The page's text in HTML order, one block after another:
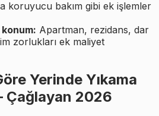
koruyucu bakım gibi ek işlemler
Apartman, rezidans, dar
zorlukları ek maliyet
Yerinde Yıkama
Çağlayan 2026